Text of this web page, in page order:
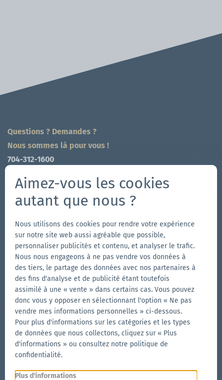
Questions ? Demandes ?
Nous sommes là pour vous !
704-312-1600
Follow us
page
Facebook
Aller
à
la
page
Instagram
Suivez-
nous
sur
YouTube
Aller
à
la
page
LinkedIn
Autres marques de Zingerle Group
Aller
au
site
web
d'Ecotent
Aller
au
site
web
d'Aerise
Aller
au
site
web
de
Aimez-vous les cookies
autant que nous ?
Nous utilisons des cookies pour rendre votre expérience
sur notre site web aussi agréable que possible,
personnaliser publicités et contenu, et analyser le trafic.
Nous nous engageons à ne pas vendre vos données à
des tiers, le partage des données avec nos partenaires à
des fins d'analyse et de publicité étant toutefois
assimilé à une « vente » dans certains cas. Vous pouvez
donc vous y opposer en sélectionnant l'option « Ne pas
vendre mes informations personnelles » ci-dessous.
Pour plus d'informations sur les catégories et les types
de données que nous collectons, cliquez sur « Plus
d'informations » ou consultez notre politique de
confidentialité.
Plus d'informations